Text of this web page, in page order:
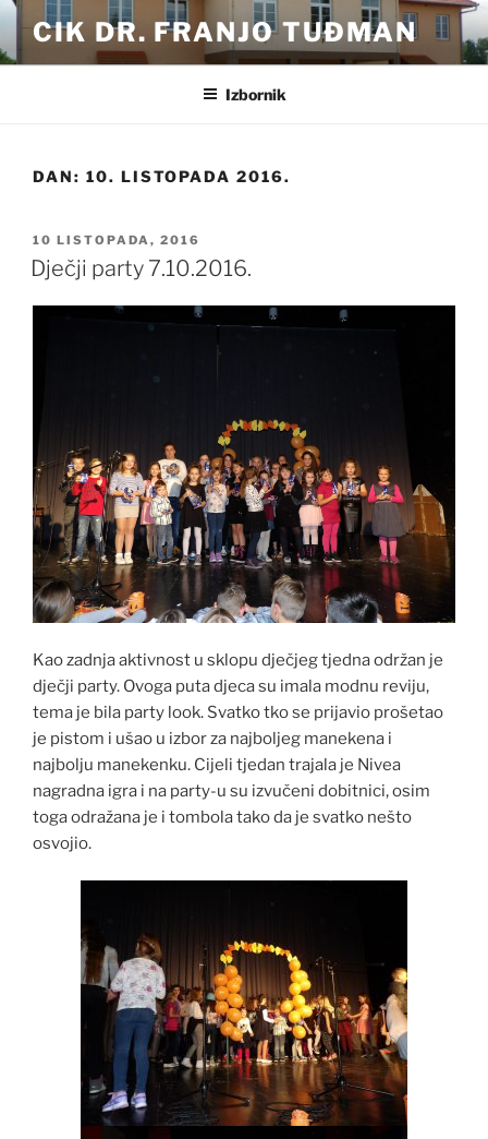
Preskoči
sadržaj
CIK DR. FRANJO TUĐMAN
Izbornik
DAN: 10. LISTOPADA 2016.
OBJAVLJENO
10 LISTOPADA, 2016
Dječji party 7.10.2016.
Kao zadnja aktivnost u sklopu dječjeg tjedna održan je
dječji party. Ovoga puta djeca su imala modnu reviju,
tema je bila party look. Svatko tko se prijavio prošetao
je pistom i ušao u izbor za najboljeg manekena i
najbolju manekenku. Cijeli tjedan trajala je Nivea
nagradna igra i na party-u su izvučeni dobitnici, osim
toga odražana je i tombola tako da je svatko nešto
osvojio.